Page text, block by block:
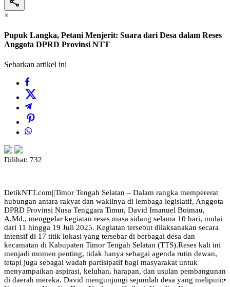
×
Pupuk Langka, Petani Menjerit: Suara dari Desa dalam Reses
Anggota DPRD Provinsi NTT
Sebarkan artikel ini
Dilihat: 732
DetikNTT.com||Timor Tengah Selatan – Dalam rangka mempererat
hubungan antara rakyat dan wakilnya di lembaga legislatif, Anggota
DPRD Provinsi Nusa Tenggara Timur, David Imanuel Boimau,
A.Md., menggelar kegiatan reses masa sidang selama 10 hari, mulai
dari 11 hingga 19 Juli 2025. Kegiatan tersebut dilaksanakan secara
intensif di 17 titik lokasi yang tersebar di berbagai desa dan
kecamatan di Kabupaten Timor Tengah Selatan (TTS).Reses kali ini
menjadi momen penting, tidak hanya sebagai agenda rutin dewan,
tetapi juga sebagai wadah partisipatif bagi masyarakat untuk
menyampaikan aspirasi, keluhan, harapan, dan usulan pembangunan
di daerah mereka. David mengunjungi sejumlah desa yang meliputi:•